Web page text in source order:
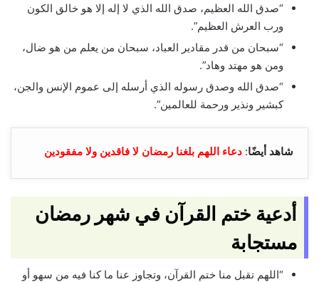
“صدق الله العظيم، صدق الله الذي لا إله إلا هو خالق الكون
ورب العرش العظيم”.
“سبحان من قدر مقادير العباد، سبحان من يعلم من هو ضال،
ومن هو مهتد وهاد”.
“صدق الله وصدق رسوله الذي أرسله إلى عموم الإنس والجن،
كبشير ونذير ورحمة للعالمين”.
شاهد أيضًا: دعاء اللهم بلغنا رمضان لا فاقدين ولا مفقودين
أدعية ختم القرآن في شهر رمضان
مستجابة
“اللهم تقبل منا ختم القرآن، وتجاوز عنا ما كنا فيه من سهو أو